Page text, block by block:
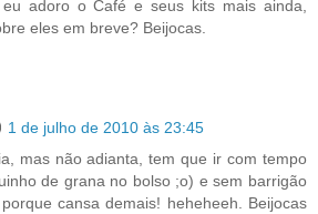
adoro o Café e seus kits mais ainda,
eles em breve? Beijocas.
1 de julho de 2010 às 23:45
mas não adianta, tem que ir com tempo
de grana no bolso ;o) e sem barrigão
cansa demais! heheheeh. Beijocas